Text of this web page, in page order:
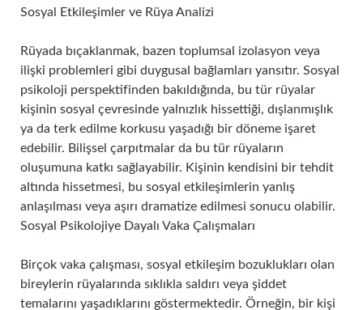
Sosyal Etkileşimler ve Rüya Analizi
Rüyada bıçaklanmak, bazen toplumsal izolasyon veya
ilişki problemleri gibi duygusal bağlamları yansıtır. Sosyal
psikoloji perspektifinden bakıldığında, bu tür rüyalar
kişinin sosyal çevresinde yalnızlık hissettiği, dışlanmışlık
ya da terk edilme korkusu yaşadığı bir döneme işaret
edebilir. Bilişsel çarpıtmalar da bu tür rüyaların
oluşumuna katkı sağlayabilir. Kişinin kendisini bir tehdit
altında hissetmesi, bu sosyal etkileşimlerin yanlış
anlaşılması veya aşırı dramatize edilmesi sonucu olabilir.
Sosyal Psikolojiye Dayalı Vaka Çalışmaları
Birçok vaka çalışması, sosyal etkileşim bozuklukları olan
bireylerin rüyalarında sıklıkla saldırı veya şiddet
temalarını yaşadıklarını göstermektedir. Örneğin, bir kişi